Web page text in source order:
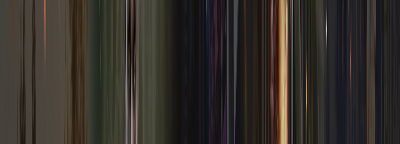
Palworld PC Steam CD Key